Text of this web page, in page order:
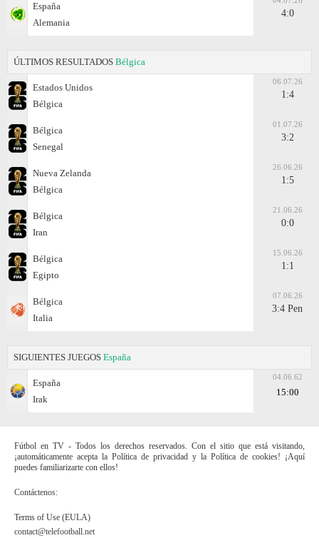
España
Alemania
4:0
ÚLTIMOS RESULTADOS Bélgica
Estados Unidos
Bélgica
06.07.26
1:4
Bélgica
Senegal
01.07.26
3:2
Nueva Zelanda
Bélgica
26.06.26
1:5
Bélgica
Iran
21.06.26
0:0
Bélgica
Egipto
15.06.26
1:1
Bélgica
Italia
07.06.26
3:4 Pen
SIGUIENTES JUEGOS España
España
Irak
04.06.62
15:00
Fútbol en TV - Todos los derechos reservados. Con el sitio que está visitando,
¡automáticamente acepta la Política de privacidad y la Política de cookies! ¡Aquí
puedes familiarizarte con ellos!
Contáctenos:
Terms of Use (EULA)
contact@telefootball.net